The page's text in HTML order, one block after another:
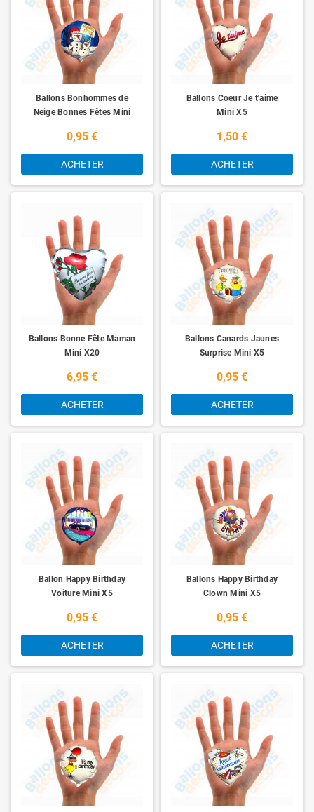
Ballons Bonhommes de
Neige Bonnes Fêtes Mini
0,95 €
ACHETER
Ballons Coeur Je t'aime
Mini X5
1,50 €
ACHETER
Ballons Bonne Fête Maman
Mini X20
6,95 €
ACHETER
Ballons Canards Jaunes
Surprise Mini X5
0,95 €
ACHETER
Ballon Happy Birthday
Voiture Mini X5
0,95 €
ACHETER
Ballons Happy Birthday
Clown Mini X5
0,95 €
ACHETER